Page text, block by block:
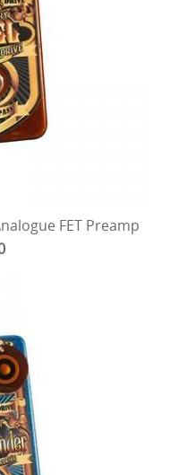
FET Preamp